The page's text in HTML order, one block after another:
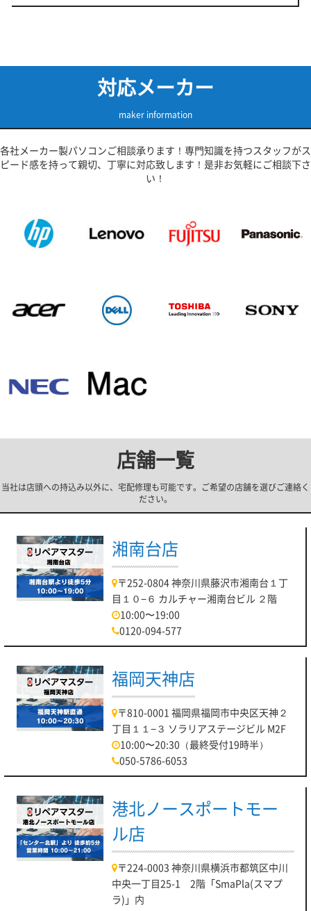
対応メーカー
maker information
各社メーカー製パソコンご相談承ります！専門知識を持つスタッフがス
ピード感を持って親切、丁寧に対応致します！是非お気軽にご相談下さ
い！
店舗一覧
当社は店頭への持込み以外に、宅配修理も可能です。ご希望の店舗を選びご連絡く
ださい。
湘南台店
〒252-0804 神奈川県藤沢市湘南台１丁
目１０−６ カルチャー湘南台ビル ２階
10:00〜19:00
0120-094-577
福岡天神店
〒810-0001 福岡県福岡市中央区天神２
丁目１１−３ ソラリアステージビル M2F
10:00〜20:30（最終受付19時半）
050-5786-6053
港北ノースポートモー
ル店
〒224-0003 神奈川県横浜市都筑区中川
中央一丁目25-1 2階「SmaPla(スマプ
ラ)」内